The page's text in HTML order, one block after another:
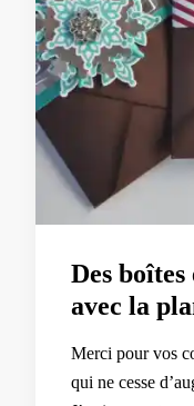
Des
avec la
Merci pour vos
qui ne cesse